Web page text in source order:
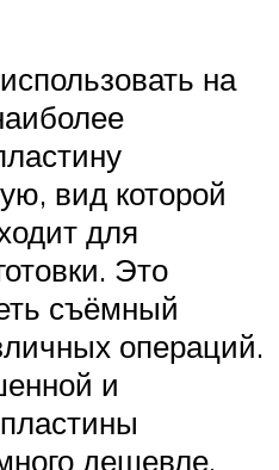
на
вид которой
для
Это
съёмный
операций.
и
дешевле,